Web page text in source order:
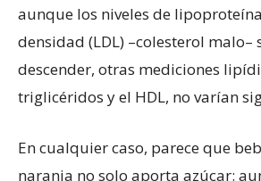
aunque los niveles de
densidad (LDL) –colesterol malo–
descender, otras mediciones
triglicéridos y el HDL, no varían
En cualquier caso, parece que
naranja no solo aporta azúcar: